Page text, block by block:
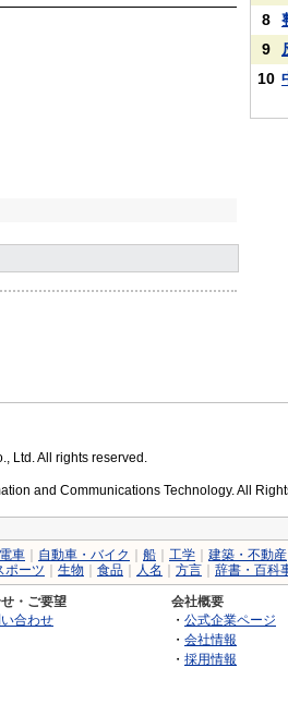
8
9
10
Ltd. All rights reserved.
and Communications Technology. All
電車 自動車・バイク 船 工学 建築・不動産
ポーツ 生物 食品 人名 方言 辞書・百科
・ご要望
合わせ
会社概要
・ 公式企業ページ
・ 会社情報
・ 採用情報